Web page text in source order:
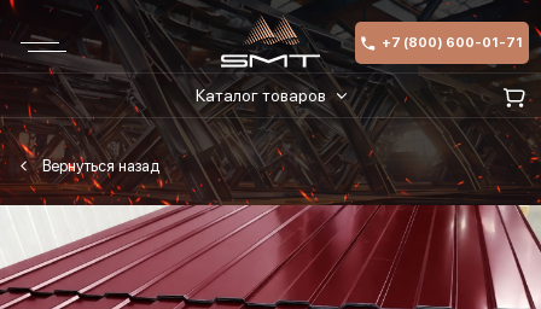
+7 (800) 600-01-71
Каталог товаров